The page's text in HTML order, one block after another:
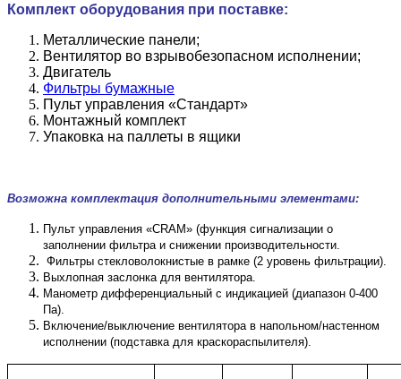
Комплект оборудования при поставке:
Металлические панели;
Вентилятор во взрывобезопасном исполнении;
Двигатель
Фильтры бумажные
Пульт управления «Стандарт»
Монтажный комплект
Упаковка на паллеты в ящики
Возможна комплектация дополнительными элементами:
Пульт управления «CRAM» (функция сигнализации о
заполнении фильтра и снижении производительности.
Фильтры стекловолокнистые в рамке (2 уровень фильтрации).
Выхлопная заслонка для вентилятора.
Манометр дифференциальный с индикацией (диапазон 0-400
Па).
Включение/выключение вентилятора в напольном/настенном
исполнении (подставка для краскораспылителя).